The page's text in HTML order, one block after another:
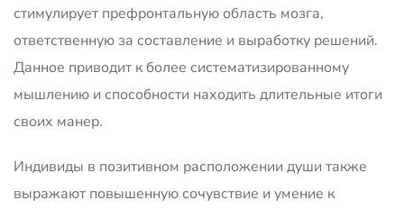
стимулирует префронтальную область мозга,
ответственную за составление и выработку решений.
Данное приводит к более систематизированному
мышлению и способности находить длительные итоги
своих манер.
Индивиды в позитивном расположении души также
выражают повышенную сочувствие и умение к